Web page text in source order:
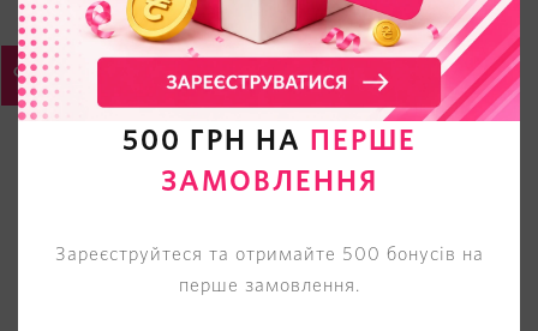
500 ГРН НА
ПЕРШЕ
ЗАМОВЛЕННЯ
Зареєструйтеся та отримайте 500 бонусів на
перше замовлення.